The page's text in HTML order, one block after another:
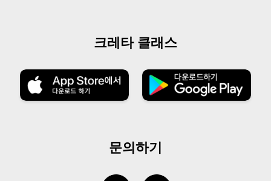
크레타 클래스
문의하기